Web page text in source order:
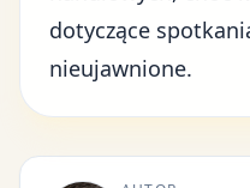
dotyczące
nieujawnione.